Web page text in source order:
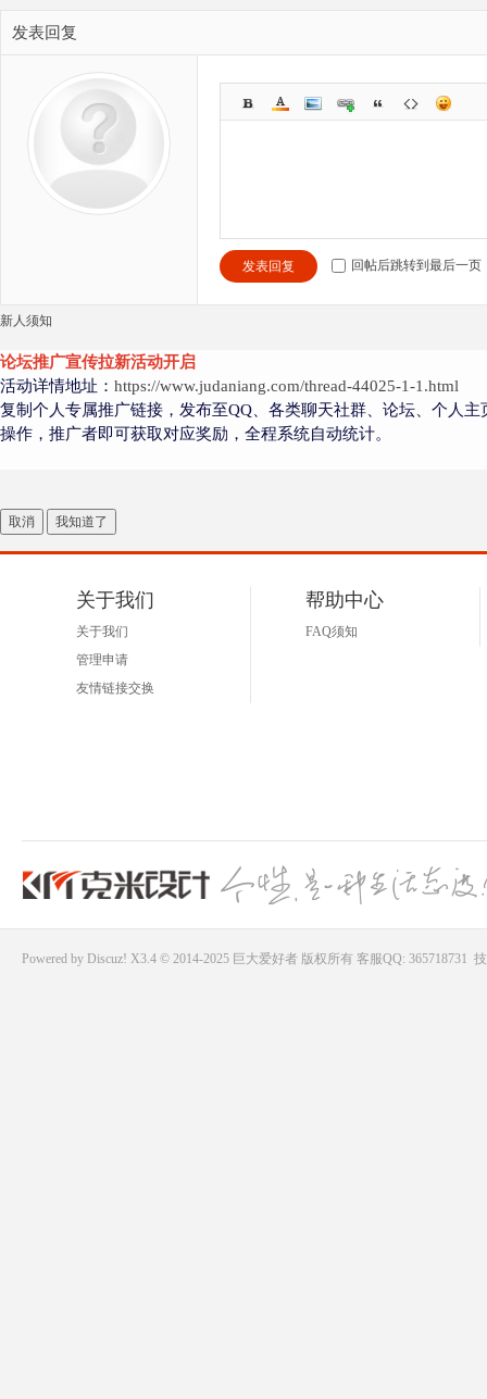
发表回复
发表回复 回帖后跳转到最后一页
新人须知
论坛推广宣传拉新活动开启
活动详情地址： https://www.judaniang.com/thread-44025-1-1.html
复制个人专属推广链接，发布至QQ、各类聊天社群、论坛、个人
操作，推广者即可获取对应奖励，全程系统自动统计。
取消 我知道了
关于我们
关于我们
管理申请
友情链接交换
帮助中心
FAQ须知
Powered by Discuz! X3.4 © 2014-2025 巨大爱好者版权所有 客服QQ: 365718731